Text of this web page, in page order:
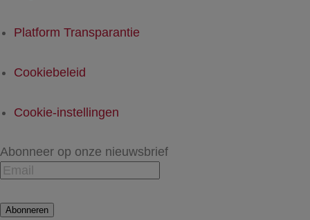
Platform Transparantie
Cookiebeleid
Cookie-instellingen
Abonneer op onze nieuwsbrief
Abonneren